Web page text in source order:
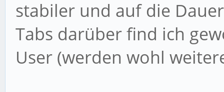
stabiler und auf die
Tabs darüber find ich
User (werden wohl